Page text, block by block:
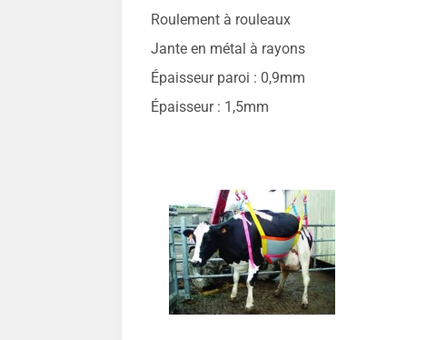
Roulement à rouleaux
Jante en métal à rayons
Épaisseur paroi : 0,9mm
Épaisseur : 1,5mm